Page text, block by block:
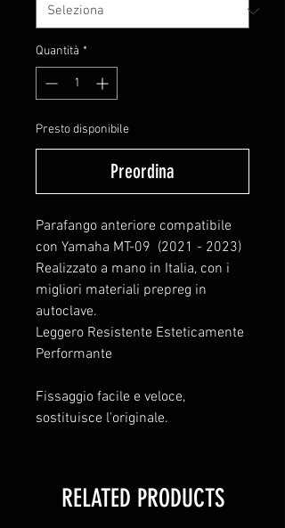
Quantità *
Presto disponibile
Preordina
Parafango anteriore compatibile
con Yamaha MT-09 (2021 - 2023)
Realizzato a mano in Italia, con i
migliori materiali prepreg in
autoclave.
Leggero Resistente Esteticamente
Performante
Fissaggio facile e veloce,
sostituisce l'originale.
RELATED PRODUCTS